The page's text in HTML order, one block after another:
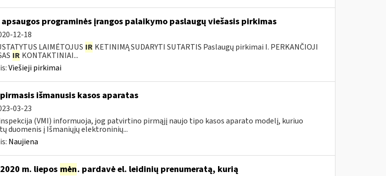
programinės įrangos palaikymo paslaugų viešasis pirkimas
12-18
LAIMĖTOJUS IR KETINIMĄ SUDARYTI SUTARTIS Paslaugų pirkimai I. PERKANČIOJI
IR KONTAKTINIAI...
Viešieji pirkimai
išmanusis kasos aparatas
03-23
(VMI) informuoja, jog patvirtino pirmąjį naujo tipo kasos aparato modelį, kuriuo
duomenis į Išmaniųjų elektroninių...
Naujiena
m. liepos mėn. pardavė el. leidinių prenumeratą, kurią